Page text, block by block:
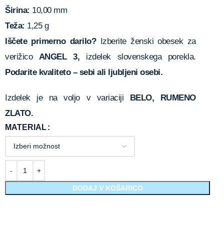
Širina: 10,00 mm
Teža: 1,25 g
Iščete primerno darilo?Izberite ženski obesek za
verižico ANGEL 3, izdelek slovenskega porekla.
Podarite kvaliteto – sebi ali ljubljeni osebi.
Izdelek je na voljo v variaciji BELO, RUMENO
ZLATO.
MATERIAL
DODAJ V KOŠARICO